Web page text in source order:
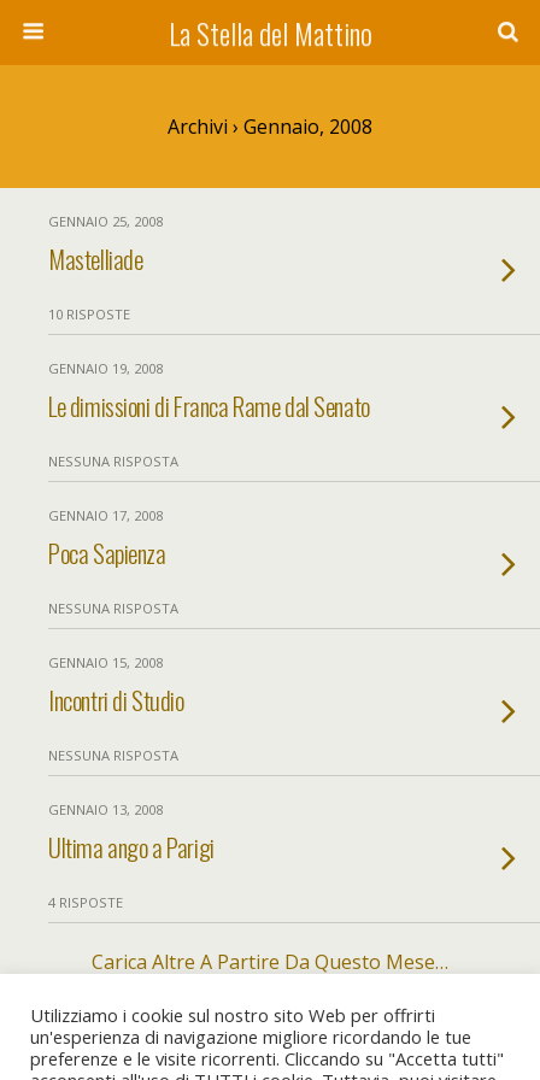
La Stella del Mattino
Archivi › Gennaio, 2008
GENNAIO 25, 2008
Mastelliade
10 RISPOSTE
GENNAIO 19, 2008
Le dimissioni di Franca Rame dal Senato
NESSUNA RISPOSTA
GENNAIO 17, 2008
Poca Sapienza
NESSUNA RISPOSTA
GENNAIO 15, 2008
Incontri di Studio
NESSUNA RISPOSTA
GENNAIO 13, 2008
Ultima ango a Parigi
4 RISPOSTE
Carica Altre A Partire Da Questo Mese…
Torna su
Utilizziamo i cookie sul nostro sito Web per offrirti
un'esperienza di navigazione migliore ricordando le tue
preferenze e le visite ricorrenti. Cliccando su "Accetta tutti"